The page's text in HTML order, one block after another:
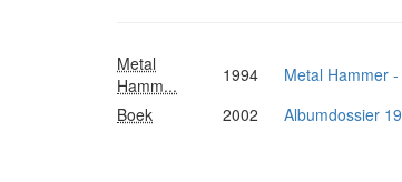
Metal
Hamm...
1994 Metal Hammer
Boek
2002 Albumdossier